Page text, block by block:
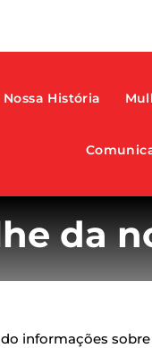
Nossa História
da
informações